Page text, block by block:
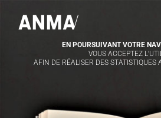
EN POURSUIVANT VOTRE
VOUS ACCEPTEZ
AFIN DE RÉALISER DES STATISTIQUES